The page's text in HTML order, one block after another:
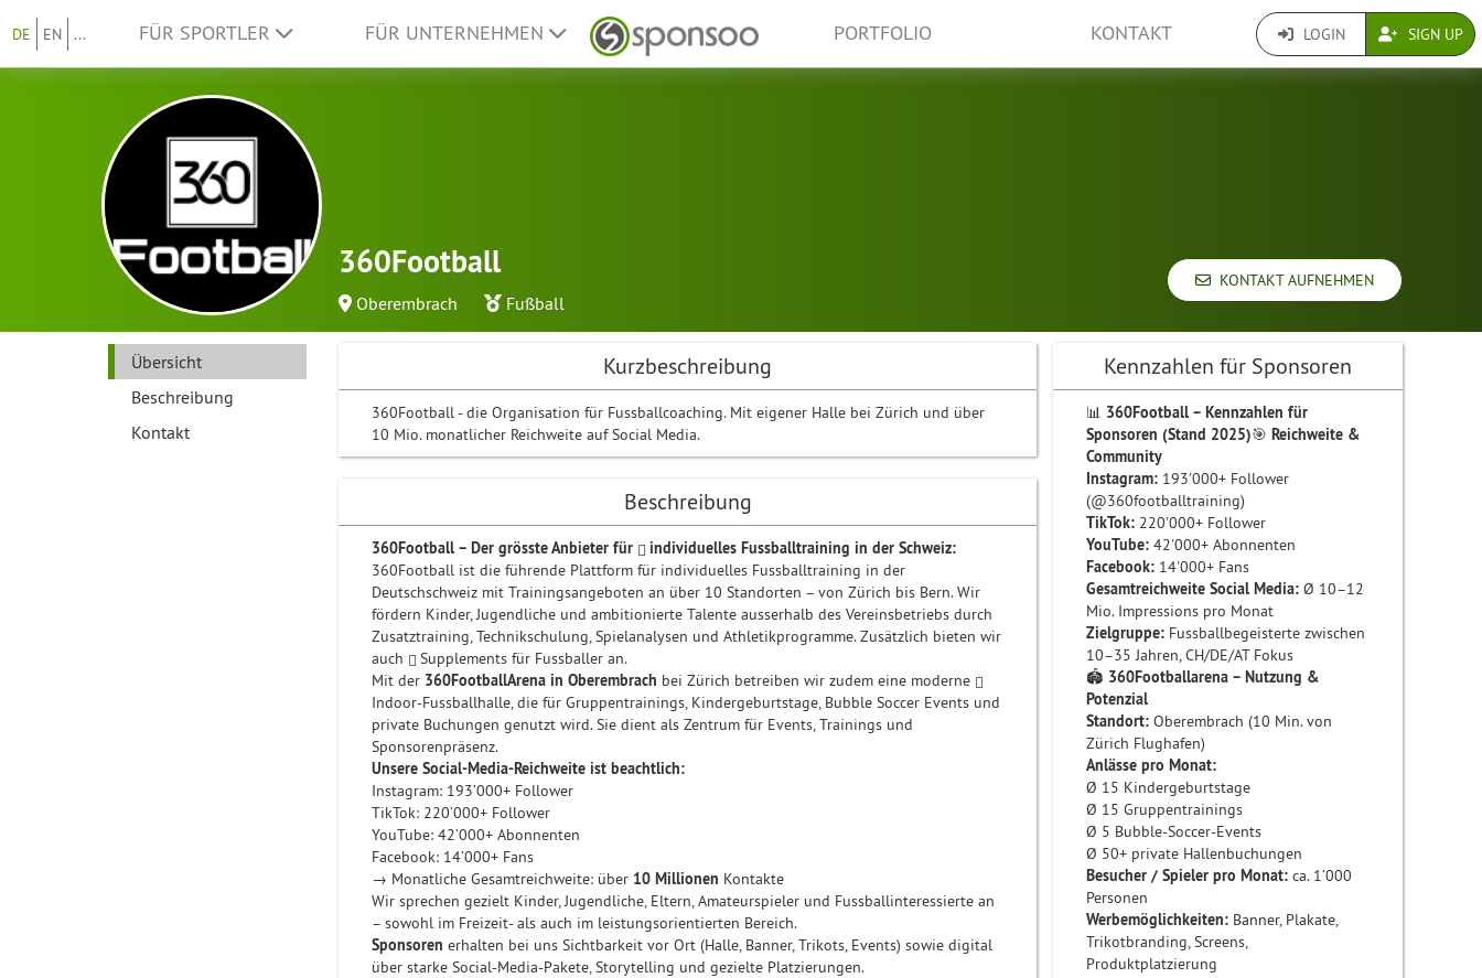
DE EN ... FÜR SPORTLER FÜR UNTERNEHMEN PORTFOLIO KONTAKT LOGIN SIGN UP
360Football
Oberembrach Fußball
KONTAKT AUFNEHMEN
Übersicht
Beschreibung
Kontakt
Kurzbeschreibung
360Football - die Organisation für Fussballcoaching. Mit eigener Halle bei Zürich und über
10 Mio. monatlicher Reichweite auf Social Media.
Beschreibung
360Football – Der grösste Anbieter für
individuelles Fussballtraining in der Schweiz:
360Football ist die führende Plattform für individuelles Fussballtraining in der
Deutschschweiz mit Trainingsangeboten an über 10 Standorten – von Zürich bis Bern. Wir
fördern Kinder, Jugendliche und ambitionierte Talente ausserhalb des Vereinsbetriebs durch
Zusatztraining, Technikschulung, Spielanalysen und Athletikprogramme. Zusätzlich bieten wir
auch
Supplements für Fussballer an.
Mit der 360FootballArena in Oberembrach bei Zürich betreiben wir zudem eine moderne
Indoor-Fussballhalle,die für Gruppentrainings, Kindergeburtstage, Bubble Soccer Events und
private Buchungen genutzt wird. Sie dient als Zentrum für Events, Trainings und
Sponsorenpräsenz.
Unsere Social-Media-Reichweite ist beachtlich:
Instagram: 193’000+ Follower
TikTok: 220’000+ Follower
YouTube: 42’000+ Abonnenten
Facebook: 14’000+ Fans
→ Monatliche Gesamtreichweite: über 10 Millionen Kontakte
Wir sprechen gezielt Kinder, Jugendliche, Eltern, Amateurspieler und Fussballinteressierte an
– sowohl im Freizeit- als auch im leistungsorientierten Bereich.
Sponsoren erhalten bei uns Sichtbarkeit vor Ort (Halle, Banner, Trikots, Events) sowie digital
über starke Social-Media-Pakete, Storytelling und gezielte Platzierungen.
Kennzahlen für Sponsoren
📊 360Football – Kennzahlen für
Sponsoren (Stand 2025)🎯Reichweite &
Community
Instagram: 193'000+ Follower
(@360footballtraining)
TikTok: 220'000+ Follower
YouTube: 42'000+ Abonnenten
Facebook: 14'000+ Fans
Gesamtreichweite Social Media: Ø 10–12
Mio. Impressions pro Monat
Zielgruppe: Fussballbegeisterte zwischen
10–35 Jahren, CH/DE/AT Fokus
🏟️ 360Footballarena – Nutzung &
Potenzial
Standort: Oberembrach (10 Min. von
Zürich Flughafen)
Anlässe pro Monat:
Ø 15 Kindergeburtstage
Ø 15 Gruppentrainings
Ø 5 Bubble-Soccer-Events
Ø 50+ private Hallenbuchungen
Besucher / Spieler pro Monat: ca. 1’000
Personen
Werbemöglichkeiten: Banner, Plakate,
Trikotbranding, Screens,
Produktplatzierung